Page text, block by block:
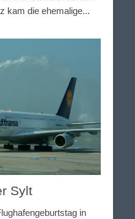
kam die ehemalige...
Sylt
in